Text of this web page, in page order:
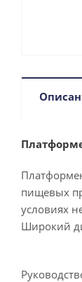
пищевых
условиях
Широкий